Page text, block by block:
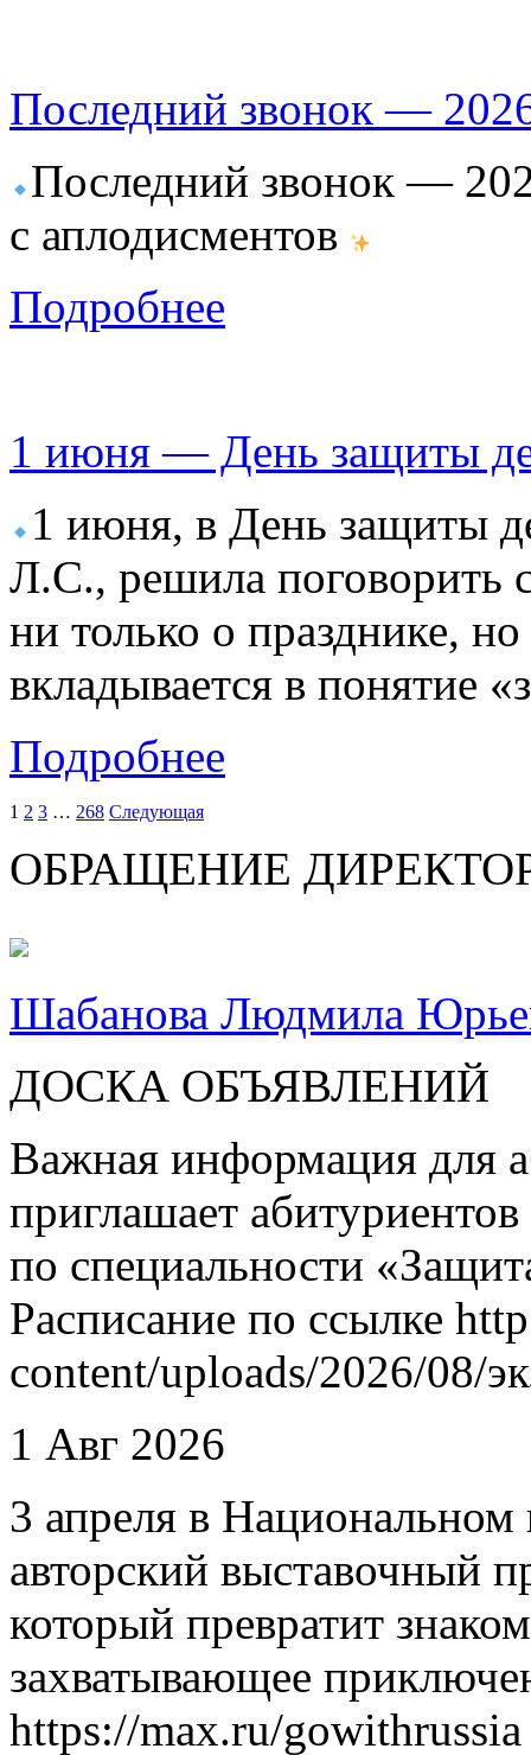
Последний звонок —
Последний звонок —
с аплодисментов
Подробнее
1 июня — День защиты
1 июня, в День защиты
Л.С., решила поговорить
ни только о празднике,
вкладывается в понятие
Подробнее
1 2 3 … 268 Следующая
ОБРАЩЕНИЕ
Шабанова Людмила
ДОСКА ОБЪЯВЛЕНИЙ
Важная информация для
приглашает
по специальности
Расписание по ссылке
content/uploads/2026/08/
1 Авг 2026
3 апреля в Национальном
авторский выставочный
который превратит
захватывающее
https://max.ru/gowithrussia